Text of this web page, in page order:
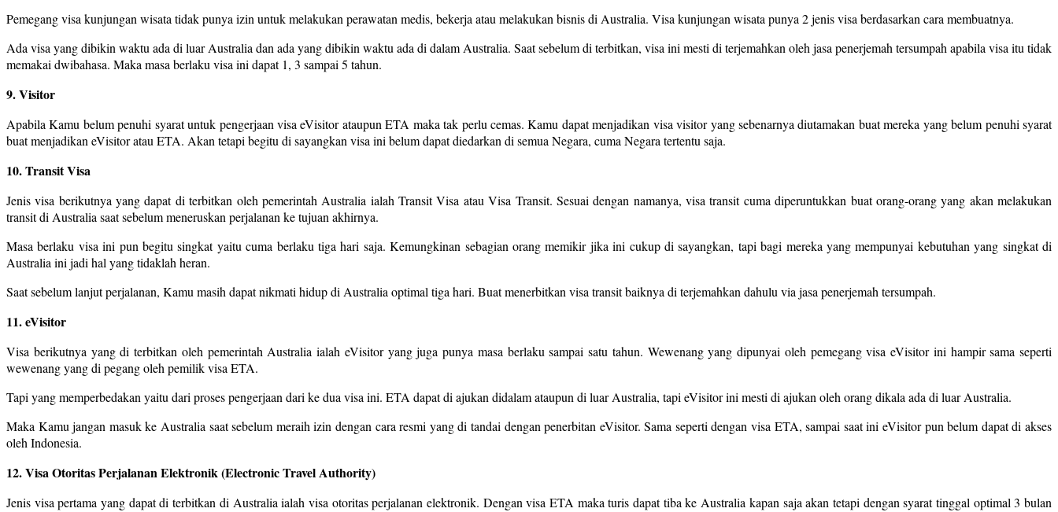
Pemegang visa kunjungan wisata tidak punya izin untuk melakukan perawatan medis, bekerja atau melakukan bisnis di Australia. Visa kunjungan wisata punya 2 jenis visa berdasarkan cara membuatnya.
Ada visa yang dibikin waktu ada di luar Australia dan ada yang dibikin waktu ada di dalam Australia. Saat sebelum di terbitkan, visa ini mesti di terjemahkan oleh jasa penerjemah tersumpah apabila visa itu tidak
memakai dwibahasa. Maka masa berlaku visa ini dapat 1, 3 sampai 5 tahun.
9. Visitor
Apabila Kamu belum penuhi syarat untuk pengerjaan visa eVisitor ataupun ETA maka tak perlu cemas. Kamu dapat menjadikan visa visitor yang sebenarnya diutamakan buat mereka yang belum penuhi syarat
buat menjadikan eVisitor atau ETA. Akan tetapi begitu di sayangkan visa ini belum dapat diedarkan di semua Negara, cuma Negara tertentu saja.
10. Transit Visa
Jenis visa berikutnya yang dapat di terbitkan oleh pemerintah Australia ialah Transit Visa atau Visa Transit. Sesuai dengan namanya, visa transit cuma diperuntukkan buat orang-orang yang akan melakukan
transit di Australia saat sebelum meneruskan perjalanan ke tujuan akhirnya.
Masa berlaku visa ini pun begitu singkat yaitu cuma berlaku tiga hari saja. Kemungkinan sebagian orang memikir jika ini cukup di sayangkan, tapi bagi mereka yang mempunyai kebutuhan yang singkat di
Australia ini jadi hal yang tidaklah heran.
Saat sebelum lanjut perjalanan, Kamu masih dapat nikmati hidup di Australia optimal tiga hari. Buat menerbitkan visa transit baiknya di terjemahkan dahulu via jasa penerjemah tersumpah.
11. eVisitor
Visa berikutnya yang di terbitkan oleh pemerintah Australia ialah eVisitor yang juga punya masa berlaku sampai satu tahun. Wewenang yang dipunyai oleh pemegang visa eVisitor ini hampir sama seperti
wewenang yang di pegang oleh pemilik visa ETA.
Tapi yang memperbedakan yaitu dari proses pengerjaan dari ke dua visa ini. ETA dapat di ajukan didalam ataupun di luar Australia, tapi eVisitor ini mesti di ajukan oleh orang dikala ada di luar Australia.
Maka Kamu jangan masuk ke Australia saat sebelum meraih izin dengan cara resmi yang di tandai dengan penerbitan eVisitor. Sama seperti dengan visa ETA, sampai saat ini eVisitor pun belum dapat di akses
oleh Indonesia.
12. Visa Otoritas Perjalanan Elektronik (Electronic Travel Authority)
Jenis visa pertama yang dapat di terbitkan di Australia ialah visa otoritas perjalanan elektronik. Dengan visa ETA maka turis dapat tiba ke Australia kapan saja akan tetapi dengan syarat tinggal optimal 3 bulan